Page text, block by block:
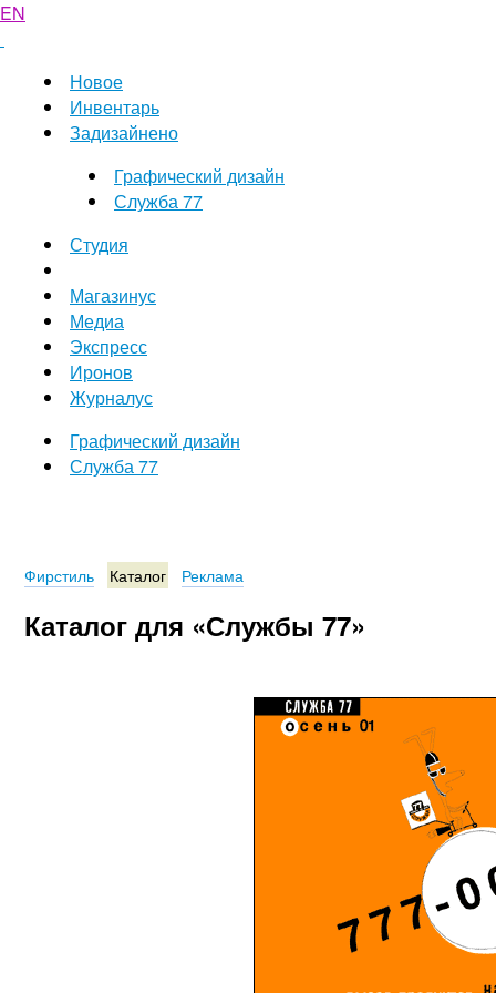
EN
Новое
Инвентарь
Задизайнено
Графический дизайн
Служба 77
Студия
Магазинус
Медиа
Экспресс
Иронов
Журналус
Графический дизайн
Служба 77
Фирстиль Каталог Реклама
Каталог для «Службы 77»